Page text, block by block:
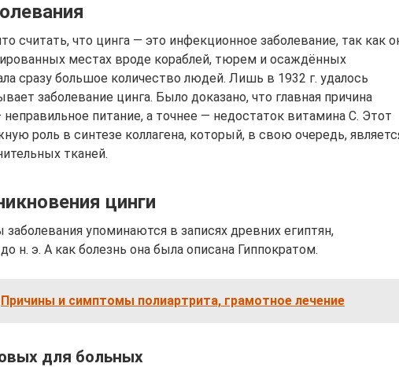
считать, что цинга — это инфекционное заболевание, так как
местах вроде кораблей, тюрем и осаждённых
сразу большое количество людей. Лишь в 1932 г. удалось
заболевание цинга. Было доказано, что главная причина
питание, а точнее — недостаток витамина C. Этот
роль в синтезе коллагена, который, в свою очередь,
тканей.
цинги
упоминаются в записях древних египтян,
н. э. А как болезнь она была описана Гиппократом.
Причины и симптомы полиартрита, грамотное лечение
для больных